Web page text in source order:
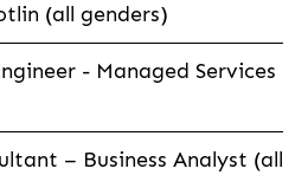
(all genders)
- Managed Services
– Business Analyst (all